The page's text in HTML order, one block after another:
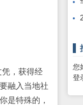
凭，获得经
融入当地社
是特殊的，
您
登